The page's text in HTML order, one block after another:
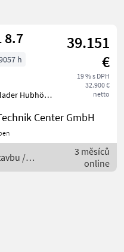
Filtry
8.7
39.151
€
19 % s DPH
32.900 €
netto
h
Center GmbH
/
3 měsíců
online